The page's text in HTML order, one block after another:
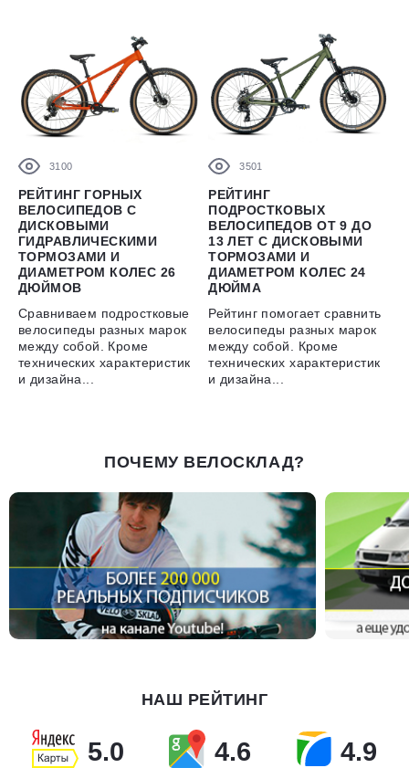
3100
РЕЙТИНГ ГОРНЫХ
ВЕЛОСИПЕДОВ С
ДИСКОВЫМИ
ГИДРАВЛИЧЕСКИМИ
ТОРМОЗАМИ И
ДИАМЕТРОМ КОЛЕС 26
ДЮЙМОВ
Сравниваем подростковые
велосипеды разных марок
между собой. Кроме
технических характеристик
и дизайна...
3501
РЕЙТИНГ
ПОДРОСТКОВЫХ
ВЕЛОСИПЕДОВ ОТ 9 ДО
13 ЛЕТ С ДИСКОВЫМИ
ТОРМОЗАМИ И
ДИАМЕТРОМ КОЛЕС 24
ДЮЙМА
Рейтинг помогает сравнить
велосипеды разных марок
между собой. Кроме
технических характеристик
и дизайна...
ПОЧЕМУ ВЕЛОСКЛАД?
НАШ РЕЙТИНГ
5.0 4.6 4.9